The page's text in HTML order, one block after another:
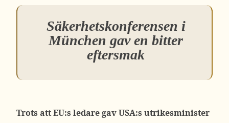
Säkerhetskonferensen i
München gav en bitter
eftersmak
Trots att EU:s ledare gav USA:s utrikesminister